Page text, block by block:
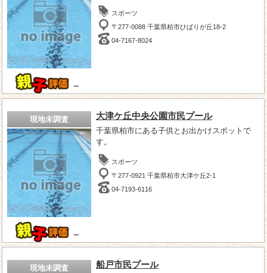
－
スポーツ
〒277-0088 千葉県柏市ひばりが丘18-2
04-7167-8024
現地未調査
－
大津ケ丘中央公園市民プール
千葉県柏市にある子供とお出かけスポットで
す。
スポーツ
〒277-0921 千葉県柏市大津ケ丘2-1
04-7193-6116
現地未調査 船戸市民プール